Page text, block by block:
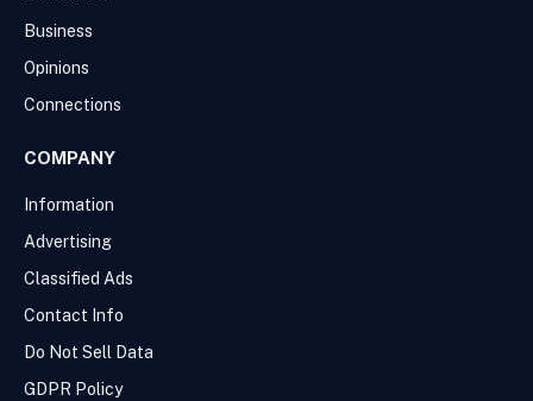
Business
Opinions
Connections
COMPANY
Information
Advertising
Classified Ads
Contact Info
Do Not Sell Data
GDPR Policy